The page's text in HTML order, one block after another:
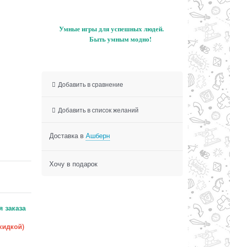
Умные игры для успешных людей.
Быть умным модно!
Добавить в сравнение
Добавить в список желаний
Доставка в Ашберн
Хочу в подарок